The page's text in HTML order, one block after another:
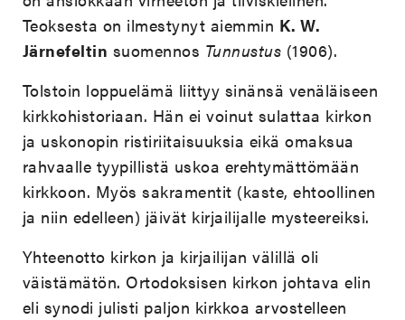
Teoksesta on ilmestynyt aiemmin K. W.
Järnefeltin suomennos Tunnustus (1906).
Tolstoin loppuelämä liittyy sinänsä venäläiseen
kirkkohistoriaan. Hän ei voinut sulattaa kirkon
ja uskonopin ristiriitaisuuksia eikä omaksua
rahvaalle tyypillistä uskoa erehtymättömään
kirkkoon. Myös sakramentit (kaste, ehtoollinen
ja niin edelleen) jäivät kirjailijalle mysteereiksi.
Yhteenotto kirkon ja kirjailijan välillä oli
väistämätön. Ortodoksisen kirkon johtava elin
eli synodi julisti paljon kirkkoa arvostelleen